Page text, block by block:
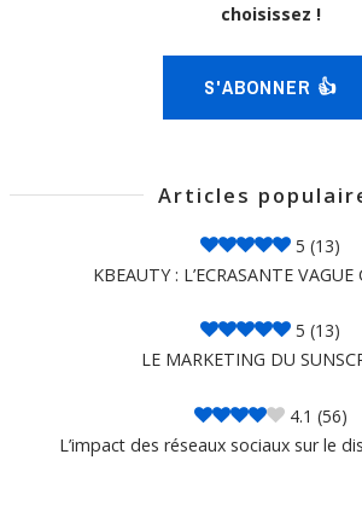
choisissez !
S'ABONNER 👍
Articles
5 (13)
KBEAUTY : L’ECRASANTE VAGUE
5 (13)
LE MARKETING DU
4.1 (56)
L’impact des réseaux sociaux sur le